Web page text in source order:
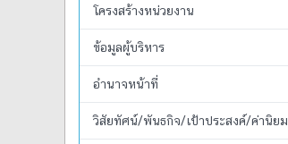
โครงสร้างหน่วยงาน
ข้อมูลผู้บริหาร
อำนาจหน้าที่
วิสัยทัศน์/พันธกิจ/เป้าประสงค์/ค่านิยม